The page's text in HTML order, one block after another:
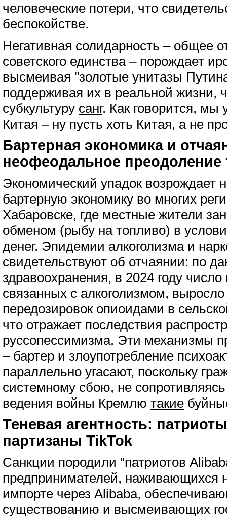
человеческие потери, что
беспокойстве.
Негативная солидарность – общее
советского единства – порождает
высмеивая "золотые унитазы
поддерживая их в реальной жизни,
субкультуру санг. Как говорится, мы
Китая – ну пусть хоть Китая, а не
Бартерная экономика и
неофеодальное преодоление
Экономический упадок возрождает
бартерную экономику во многих
Хабаровске, где местные жители
обменом (рыбу на топливо) в
денег. Эпидемии алкоголизма и
свидетельствуют об отчаянии: по
здравоохранения, в 2024 году число
связанных с алкоголизмом,
передозировок опиоидами в
что отражает последствия
руссопессимизма. Эти механизмы
– бартер и злоупотребление
параллельно угасают, поскольку
системному сбою, не
ведения войны Кремлю такие
Теневая агентность:
партизаны TikTok
Санкции породили "патриотов
предпринимателей, наживающихся
импорте через Alibaba,
существованию и высмеивающих